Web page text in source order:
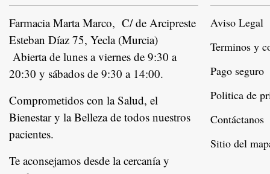
Farmacia Marta Marco, C/ de Arcipreste
Esteban Díaz 75, Yecla (Murcia)
Abierta de lunes a viernes de 9:30 a
20:30 y sábados de 9:30 a 14:00.
Comprometidos con la Salud, el
Bienestar y la Belleza de todos nuestros
pacientes.
Te aconsejamos desde la cercanía y
Aviso Legal
Terminos y
Pago seguro
Politica de
Contáctanos
Sitio del